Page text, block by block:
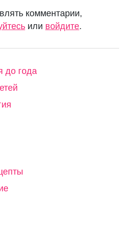
комментарии,
или войдите.
до года